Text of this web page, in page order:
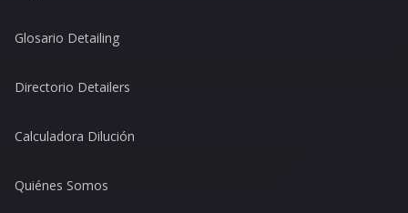
Glosario Detailing
Directorio Detailers
Calculadora Dilución
Quiénes Somos